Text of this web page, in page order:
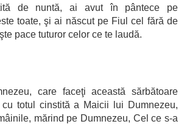
de nuntă, ai avut în pântece pe
toate, şi ai născut pe Fiul cel fără de
pace tuturor celor ce te laudă.
care faceţi această sărbătoare
totul cinstită a Maicii lui Dumnezeu,
mărind pe Dumnezeu, Cel ce s-a